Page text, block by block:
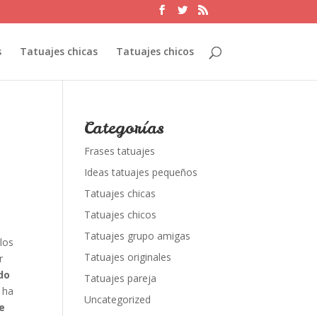
Tatuajes chicas Tatuajes chicos
Categorías
Frases tatuajes
Ideas tatuajes pequeños
Tatuajes chicas
Tatuajes chicos
Tatuajes grupo amigas
Tatuajes originales
Tatuajes pareja
Uncategorized